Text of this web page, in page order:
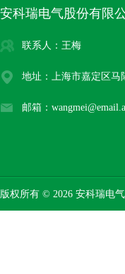
安科瑞电气股份有限
联系人：王梅
地址：上海市嘉定区马
邮箱：
版权所有 © 2026 安科瑞电